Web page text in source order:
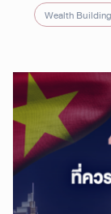
Wealth Building